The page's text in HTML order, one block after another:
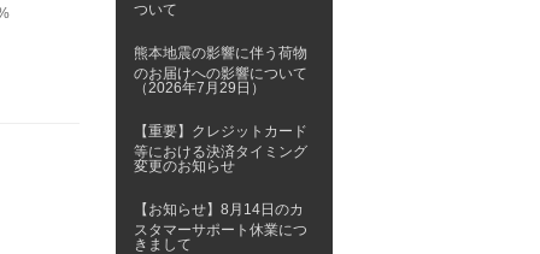
ついて
熊本地震の影響に伴う荷物
のお届けへの影響について
（2026年7月29日）
【重要】クレジットカード
等における決済タイミング
変更のお知らせ
【お知らせ】8月14日のカ
スタマーサポート休業につ
きまして